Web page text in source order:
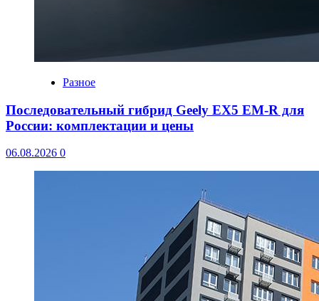
Разное
Последовательный гибрид Geely EX5 EM-R для
России: комплектации и цены
06.08.2026 0